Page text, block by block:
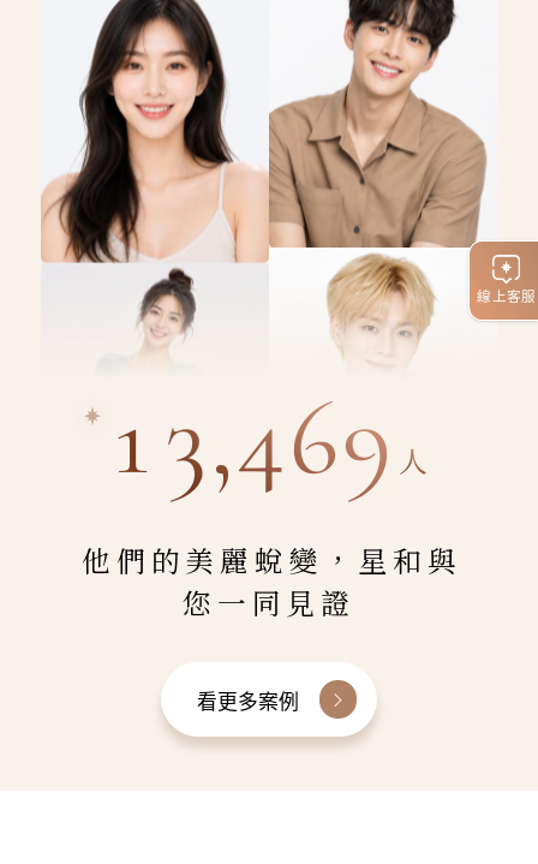
線上客服
13,469 人
他們的美麗蛻變，星和與
您一同見證
看更多案例